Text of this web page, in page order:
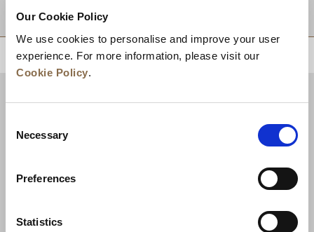
Our Cookie Policy
We use cookies to personalise and improve your user
experience. For more information, please visit our
Cookie Policy.
Selection
Necessary
Preferences
Statistics
目的地